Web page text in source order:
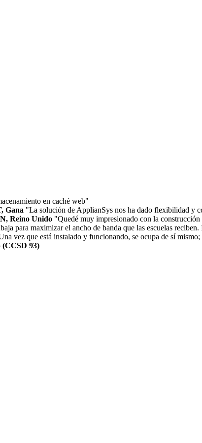
en caché web"
Gana "La solución de ApplianSys nos ha dado flexibilidad y
Reino Unido "Quedé muy impresionado con la
para maximizar el ancho de banda que las escuelas
vez que está instalado y funcionando, se ocupa de sí
93)